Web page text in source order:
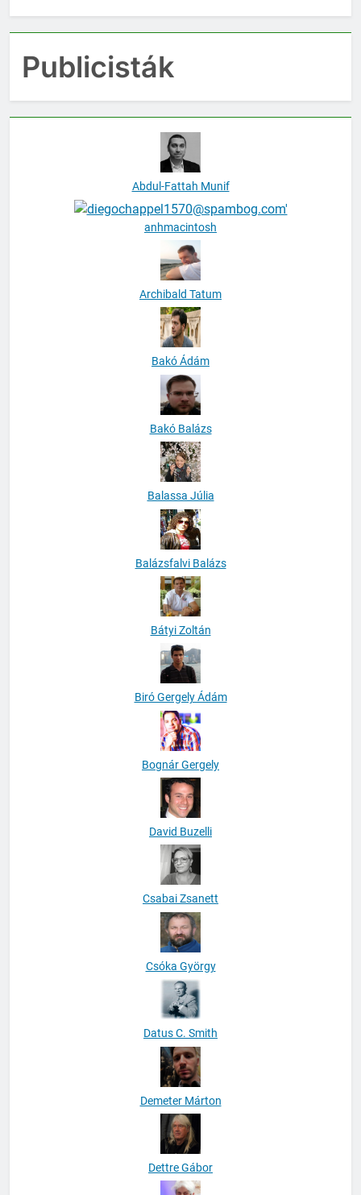
Publicisták
Abdul-Fattah Munif
anhmacintosh
Archibald Tatum
Bakó Ádám
Bakó Balázs
Balassa Júlia
Balázsfalvi Balázs
Bátyi Zoltán
Biró Gergely Ádám
Bognár Gergely
David Buzelli
Csabai Zsanett
Csóka György
Datus C. Smith
Demeter Márton
Dettre Gábor